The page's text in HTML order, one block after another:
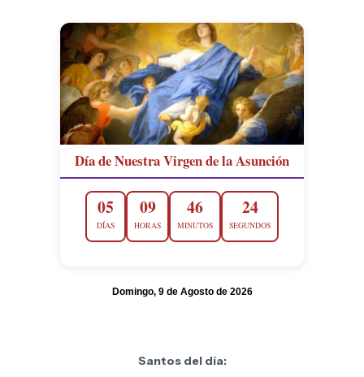
Día de Nuestra Virgen de la Asunción
05
DÍAS
09
HORAS
46
MINUTOS
22
SEGUNDOS
Domingo, 9 de Agosto de 2026
Santos del día: